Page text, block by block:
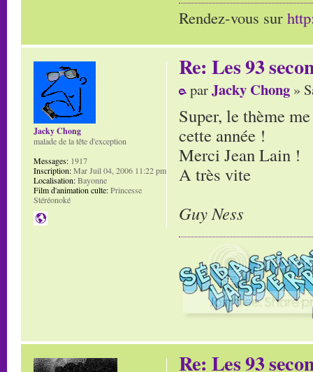
Rendez-vous sur
Re: Les 93
parJacky Chong »
Super, le thème
cette année !
Merci Jean Lain !
A très vite
Guy Ness
Jacky Chong
malade de la tête d'exception
Messages: 1917
Inscription:Mar Juil 04, 2006 11:22 pm
Localisation:Bayonne
Film d'animation culte:Princesse
Stéréonoké
Re: Les 93